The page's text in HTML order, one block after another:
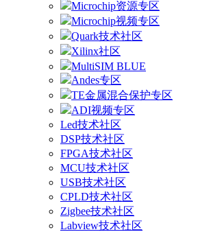
Microchip资源专区
Microchip视频专区
Quark技术社区
Xilinx社区
MultiSIM BLUE
Andes专区
TE金属混合保护专区
ADI视频专区
Led技术社区
DSP技术社区
FPGA技术社区
MCU技术社区
USB技术社区
CPLD技术社区
Zigbee技术社区
Labview技术社区